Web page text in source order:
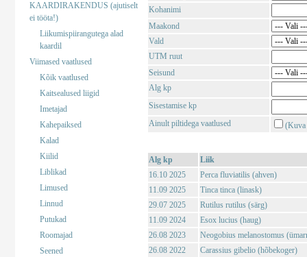
KAARDIRAKENDUS (ajutiselt
ei tööta!)
Liikumispiirangutega alad
kaardil
Viimased vaatlused
Kõik vaatlused
Kaitsealused liigid
Imetajad
Kahepaiksed
Kalad
Kiilid
Liblikad
Limused
Linnud
Putukad
Roomajad
Seened
Kohanimi
Maakond
Vald
UTM ruut
Seisund
Alg kp
Sisestamise kp
Ainult piltidega vaatlused
(Kuva
Alg kp
Liik
16.10 2025
Perca fluviatilis (ahven)
11.09 2025
Tinca tinca (linask)
29.07 2025
Rutilus rutilus (särg)
11.09 2024
Esox lucius (haug)
26.08 2023
Neogobius melanostomus
26.08 2022
Carassius gibelio (hõbekoger)